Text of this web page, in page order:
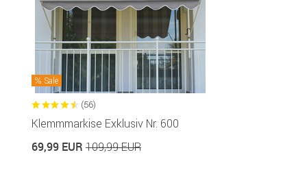
Sale
(56)
Klemmmarkise Exklusiv Nr. 600
69,99 EUR 109,99 EUR